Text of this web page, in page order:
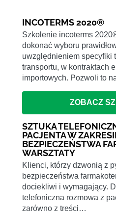
INCOTERMS 2020®
Szkolenie incoterms
dokonać wyboru
uwzględnieniem specyfiki
transportu, w kontraktach
importowych. Pozwoli to
ZOBACZ
SZTUKA
PACJENTA W
BEZPIECZEŃSTWA
WARSZTATY
Klienci, którzy dzwonią z
bezpieczeństwa
dociekliwi i wymagający.
telefoniczna rozmowa z
zarówno z treści…